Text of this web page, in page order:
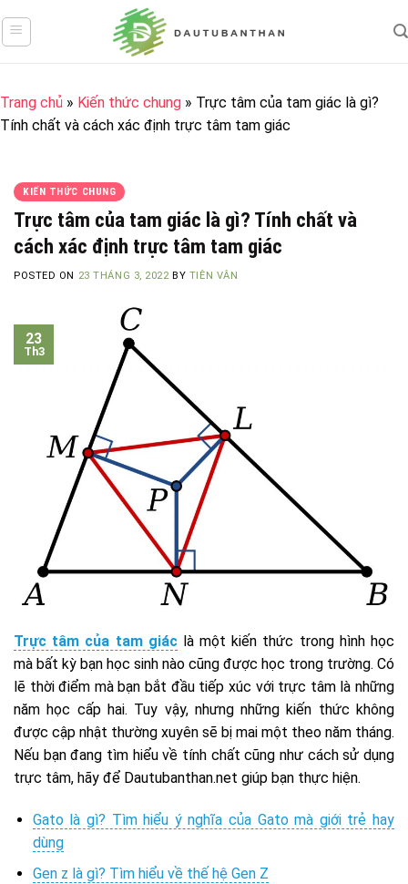
to
Trang chủ » Kiến thức chung » Trực tâm của tam giác là gì?
Tính chất và cách xác định trực tâm tam giác
KIẾN THỨC CHUNG
Trực tâm của tam giác là gì? Tính chất và
cách xác định trực tâm tam giác
POSTED ON 23 THÁNG 3, 2022BY TIÊN VÂN
23
Th3
Trực tâm của tam giáclà một kiến thức trong hình học
mà bất kỳ bạn học sinh nào cũng được học trong trường. Có
lẽ thời điểm mà bạn bắt đầu tiếp xúc với trực tâm là những
năm học cấp hai. Tuy vậy, nhưng những kiến thức không
được cập nhật thường xuyên sẽ bị mai một theo năm tháng.
Nếu bạn đang tìm hiểu về tính chất cũng như cách sử dụng
trực tâm, hãy để Dautubanthan.net giúp bạn thực hiện.
Gato là gì? Tìm hiểu ý nghĩa của Gato mà giới trẻ hay
dùng
Gen z là gì? Tìm hiểu về thế hệ Gen Z